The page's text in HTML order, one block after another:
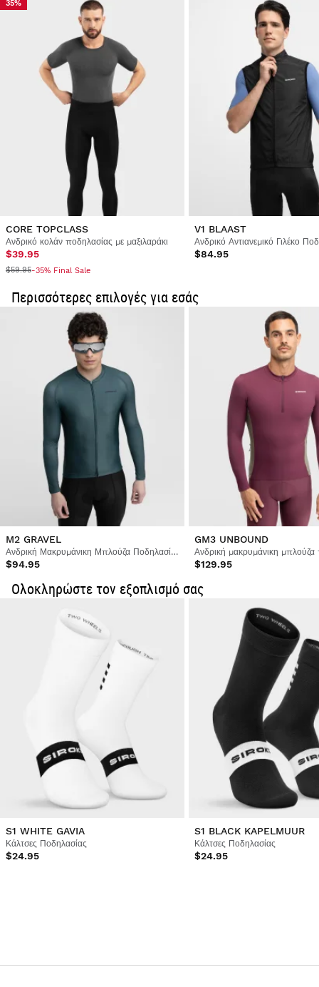
Δοκιμάστε τα προϊόντα μας άνετα στο σπίτι. Έχετε 30 ημέρες
από την ημερομηνία παράδοσης και μετά για να ξεκινήσετε τη
διαδικασία επιστροφής.
Από τον λογαριασμό χρήστη σας, μπορείτε εύκολα και γρήγορα
να επιστρέψετε ένα προϊόν από την παραγγελία σας.
Εκδώστε την επιστροφή χρημάτων σας με την
αρχική μέθοδο πληρωμής
35%
CORE TOPCLASS
Ανδρικό κολάν ποδηλασίας με μαξιλαράκι
$39.95
$59.95-35% Final Sale
V1 BLAAST
Ανδρικό Αντιανεμικό Γιλέκο
$84.95
Περισσότερες επιλογές για εσάς
M2 GRAVEL
Ανδρική Μακρυμάνικη Μπλούζα Ποδηλασίας
$94.95
GM3 UNBOUND
$129.95
Ολοκληρώστε τον εξοπλισμό σας
S1 WHITE GAVIA
Κάλτσες Ποδηλασίας
$24.95
S1 BLACK KAPELMUUR
Κάλτσες Ποδηλασίας
$24.95